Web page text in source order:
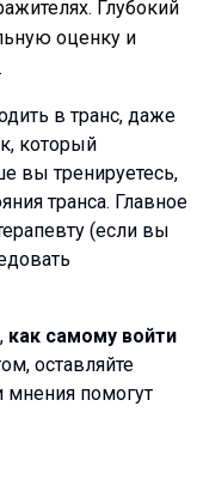
Глубокий
оценку и
в транс, даже
который
вы тренируетесь,
транса. Главное
(если вы
как самому войти
оставляйте
помогут